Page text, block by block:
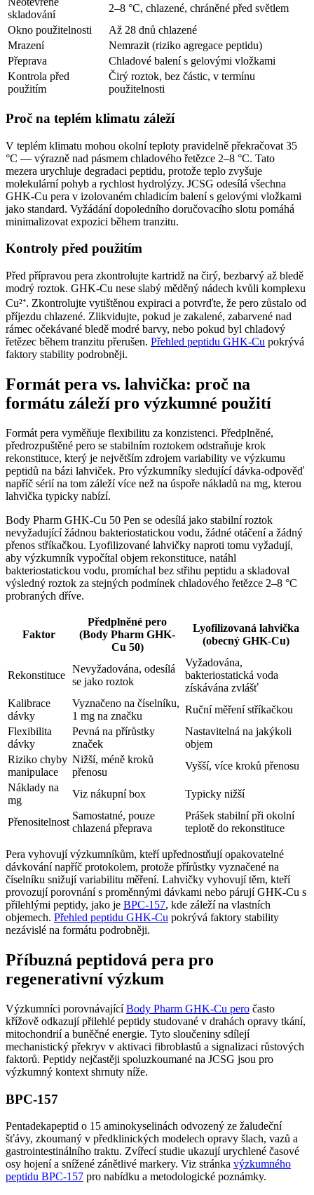
skladování
2–8 °C, chlazené, chráněné před světlem
Okno použitelnosti
Až 28 dnů chlazené
Mrazení
Nemrazit (riziko agregace peptidu)
Přeprava
Chladové balení s gelovými vložkami
Kontrola před
použitím
Čirý roztok, bez částic, v termínu
použitelnosti
Proč na teplém klimatu záleží
V teplém klimatu mohou okolní teploty pravidelně překračovat 35
°C — výrazně nad pásmem chladového řetězce 2–8 °C. Tato
mezera urychluje degradaci peptidu, protože teplo zvyšuje
molekulární pohyb a rychlost hydrolýzy. JCSG odesílá všechna
GHK-Cu pera v izolovaném chladicím balení s gelovými vložkami
jako standard. Vyžádání dopoledního doručovacího slotu pomáhá
minimalizovat expozici během tranzitu.
Kontroly před použitím
Před přípravou pera zkontrolujte kartridž na čirý, bezbarvý až bledě
modrý roztok. GHK-Cu nese slabý měděný nádech kvůli komplexu
Cu²⁺. Zkontrolujte vytištěnou expiraci a potvrďte, že pero zůstalo od
příjezdu chlazené. Zlikvidujte, pokud je zakalené, zabarvené nad
rámec očekávané bledě modré barvy, nebo pokud byl chladový
řetězec během tranzitu přerušen. Přehled peptidu GHK-Cu pokrývá
faktory stability podrobněji.
Formát pera vs. lahvička: proč na
formátu záleží pro výzkumné použití
Formát pera vyměňuje flexibilitu za konzistenci. Předplněné,
předrozpuštěné pero se stabilním roztokem odstraňuje krok
rekonstituce, který je největším zdrojem variability ve výzkumu
peptidů na bázi lahviček. Pro výzkumníky sledující dávka-odpověď
napříč sérií na tom záleží více než na úspoře nákladů na mg, kterou
lahvička typicky nabízí.
Body Pharm GHK-Cu 50 Pen se odesílá jako stabilní roztok
nevyžadující žádnou bakteriostatickou vodu, žádné otáčení a žádný
přenos stříkačkou. Lyofilizované lahvičky naproti tomu vyžadují,
aby výzkumník vypočítal objem rekonstituce, natáhl
bakteriostatickou vodu, promíchal bez střihu peptidu a skladoval
výsledný roztok za stejných podmínek chladového řetězce 2–8 °C
probraných dříve.
Faktor
Předplněné pero
(Body Pharm GHK-
Cu 50)
Lyofilizovaná lahvička
(obecný GHK-Cu)
Rekonstituce
Nevyžadována, odesílá
se jako roztok
Vyžadována,
bakteriostatická voda
získávána zvlášť
Kalibrace
dávky
Vyznačeno na číselníku,
1 mg na značku
Ruční měření stříkačkou
Flexibilita
dávky
Pevná na přírůstky
značek
Nastavitelná na jakýkoli
objem
Riziko chyby
manipulace
Nižší, méně kroků
přenosu
Vyšší, více kroků přenosu
Náklady na
mg
Viz nákupní box Typicky nižší
Přenositelnost
Samostatné, pouze
chlazená přeprava
Prášek stabilní při okolní
teplotě do rekonstituce
Pera vyhovují výzkumníkům, kteří upřednostňují opakovatelné
dávkování napříč protokolem, protože přírůstky vyznačené na
číselníku snižují variabilitu měření. Lahvičky vyhovují těm, kteří
provozují porovnání s proměnnými dávkami nebo párují GHK-Cu s
přilehlými peptidy, jako je BPC-157, kde záleží na vlastních
objemech. Přehled peptidu GHK-Cu pokrývá faktory stability
nezávislé na formátu podrobněji.
Příbuzná peptidová pera pro
regenerativní výzkum
Výzkumníci porovnávajícíBody Pharm GHK-Cu pero často
křížově odkazují přilehlé peptidy studované v drahách opravy tkání,
mitochondrií a buněčné energie. Tyto sloučeniny sdílejí
mechanistický překryv v aktivaci fibroblastů a signalizaci růstových
faktorů. Peptidy nejčastěji spoluzkoumané na JCSG jsou pro
výzkumný kontext shrnuty níže.
BPC-157
Pentadekapeptid o 15 aminokyselinách odvozený ze žaludeční
šťávy, zkoumaný v předklinických modelech opravy šlach, vazů a
gastrointestinálního traktu. Zvířecí studie ukazují urychlené časové
osy hojení a snížené zánětlivé markery. Viz stránka výzkumného
peptidu BPC-157 pro nabídku a metodologické poznámky.